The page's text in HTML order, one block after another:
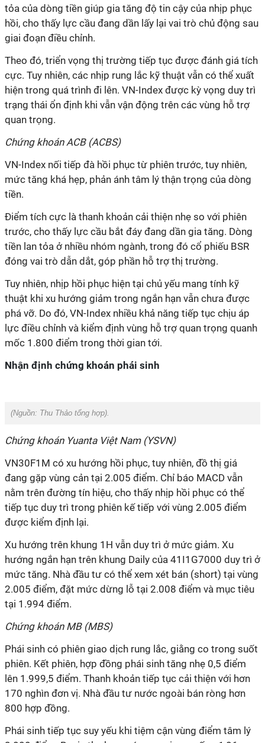
tỏa của dòng tiền giúp gia tăng độ tin cậy của nhịp phục
hồi, cho thấy lực cầu đang dần lấy lại vai trò chủ động sau
giai đoạn điều chỉnh.
Theo đó, triển vọng thị trường tiếp tục được đánh giá tích
cực. Tuy nhiên, các nhịp rung lắc kỹ thuật vẫn có thể xuất
hiện trong quá trình đi lên. VN-Index được kỳ vọng duy trì
trạng thái ổn định khi vẫn vận động trên các vùng hỗ trợ
quan trọng.
Chứng khoán ACB (ACBS)
VN-Index nối tiếp đà hồi phục từ phiên trước, tuy nhiên,
mức tăng khá hẹp, phản ánh tâm lý thận trọng của dòng
tiền.
Điểm tích cực là thanh khoản cải thiện nhẹ so với phiên
trước, cho thấy lực cầu bắt đáy đang dần gia tăng. Dòng
tiền lan tỏa ở nhiều nhóm ngành, trong đó cổ phiếu BSR
đóng vai trò dẫn dắt, góp phần hỗ trợ thị trường.
Tuy nhiên, nhịp hồi phục hiện tại chủ yếu mang tính kỹ
thuật khi xu hướng giảm trong ngắn hạn vẫn chưa được
phá vỡ. Do đó, VN-Index nhiều khả năng tiếp tục chịu áp
lực điều chỉnh và kiểm định vùng hỗ trợ quan trọng quanh
mốc 1.800 điểm trong thời gian tới.
Nhận định chứng khoán phái sinh
(Nguồn: Thu Thảo tổng hợp).
Chứng khoán Yuanta Việt Nam (YSVN)
VN30F1M có xu hướng hồi phục, tuy nhiên, đồ thị giá
đang gặp vùng cản tại 2.005 điểm. Chỉ báo MACD vẫn
nằm trên đường tín hiệu, cho thấy nhịp hồi phục có thể
tiếp tục duy trì trong phiên kế tiếp với vùng 2.005 điểm
được kiểm định lại.
Xu hướng trên khung 1H vẫn duy trì ở mức giảm. Xu
hướng ngắn hạn trên khung Daily của 41I1G7000 duy trì ở
mức tăng. Nhà đầu tư có thể xem xét bán (short) tại vùng
2.005 điểm, đặt mức dừng lỗ tại 2.008 điểm và mục tiêu
tại 1.994 điểm.
Chứng khoán MB (MBS)
Phái sinh có phiên giao dịch rung lắc, giằng co trong suốt
phiên. Kết phiên, hợp đồng phái sinh tăng nhẹ 0,5 điểm
lên 1.999,5 điểm. Thanh khoản tiếp tục cải thiện với hơn
170 nghìn đơn vị. Nhà đầu tư nước ngoài bán ròng hơn
800 hợp đồng.
Phái sinh tiếp tục suy yếu khi tiệm cận vùng điểm tâm lý